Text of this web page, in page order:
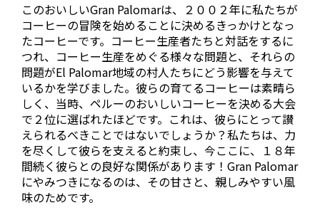
このおいしいGran Palomarは、２００２年に私たちが
コーヒーの冒険を始めることに決めるきっかけとなっ
たコーヒーです。コーヒー生産者たちと対話をするに
つれ、コーヒー生産をめぐる様々な問題と、それらの
問題がEl Palomar地域の村人たちにどう影響を与えて
いるかを学びました。彼らの育てるコーヒーは素晴ら
しく、当時、ペルーのおいしいコーヒーを決める大会
で２位に選ばれたほどです。これは、彼らにとって讃
えられるべきことではないでしょうか？私たちは、力
を尽くして彼らを支えると約束し、今ここに、１８年
間続く彼らとの良好な関係があります！Gran Palomar
にやみつきになるのは、その甘さと、親しみやすい風
味のためです。